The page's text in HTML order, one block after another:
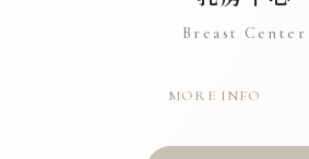
Breast Center
MORE INFO